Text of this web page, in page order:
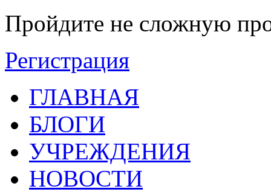
Пройдите не сложную
Регистрация
ГЛАВНАЯ
БЛОГИ
УЧРЕЖДЕНИЯ
НОВОСТИ